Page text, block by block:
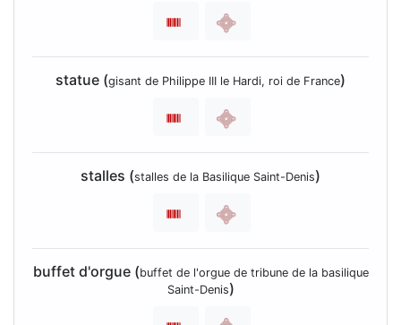
statue (gisant de Philippe III le Hardi, roi de France)
stalles (stalles de la Basilique Saint-Denis)
buffet d'orgue (buffet de l'orgue de tribune de la basilique
Saint-Denis)